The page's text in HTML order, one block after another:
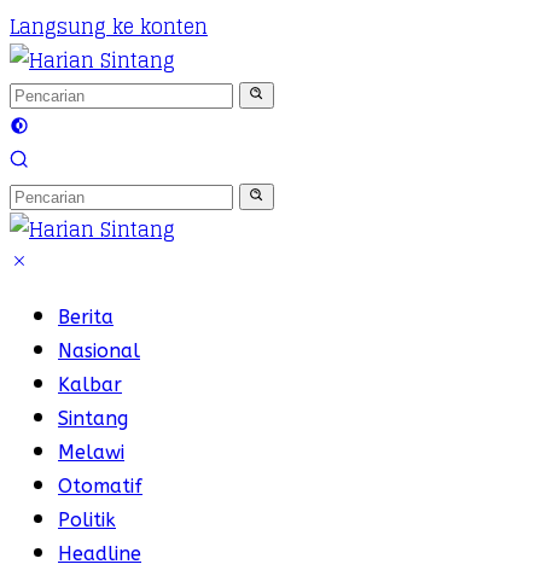
Langsung ke konten
Berita
Nasional
Kalbar
Sintang
Melawi
Otomatif
Politik
Headline